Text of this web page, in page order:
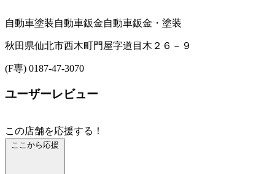
自動車塗装自動車鈑金自動車鈑金・塗装
秋田県仙北市西木町門屋字道目木２６－９
(F専) 0187-47-3070
ユーザーレビュー
この店舗を応援する！
ここから応援